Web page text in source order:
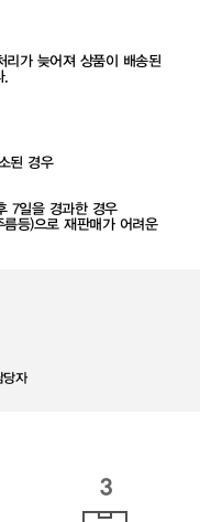
가 늦어져 상품이 배송된
된 경우
7일을 경과한 경우
등)으로 재판매가 어려운
당자
3